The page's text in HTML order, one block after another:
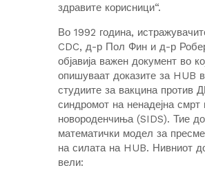
здравите корисници“.
Во 1992 година,
CDC, д-р Пол Фин и д-р
објавија важен документ во
опишуваат доказите за HUB
студиите за вакцина против
синдромот на ненадејна смрт
новороденчиња (SIDS). Тие
математички модел за
на силата на HUB. Нивниот
вели: